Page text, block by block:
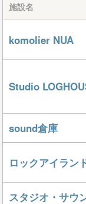
施設名
komolier NUA
Studio
sound倉庫
ロックアイラン
スタジオ・サウ